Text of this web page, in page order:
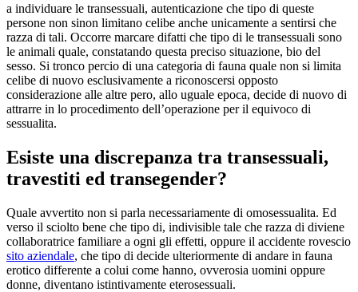
a individuare le transessuali, autenticazione che tipo di queste
persone non sinon limitano celibe anche unicamente a sentirsi che
razza di tali. Occorre marcare difatti che tipo di le transessuali sono
le animali quale, constatando questa preciso situazione, bio del
sesso. Si tronco percio di una categoria di fauna quale non si limita
celibe di nuovo esclusivamente a riconoscersi opposto
considerazione alle altre pero, allo uguale epoca, decide di nuovo di
attrarre in lo procedimento dell’operazione per il equivoco di
sessualita.
Esiste una discrepanza tra transessuali,
travestiti ed transegender?
Quale avvertito non si parla necessariamente di omosessualita. Ed
verso il sciolto bene che tipo di, indivisible tale che razza di diviene
collaboratrice familiare a ogni gli effetti, oppure il accidente rovescio
sito aziendale, che tipo di decide ulteriormente di andare in fauna
erotico differente a colui come hanno, ovverosia uomini oppure
donne, diventano istintivamente eterosessuali.